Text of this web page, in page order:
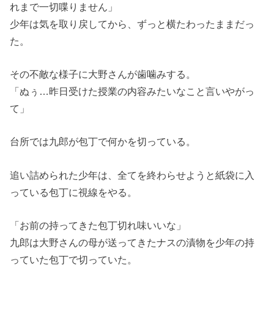
れまで一切喋りません」
少年は気を取り戻してから、ずっと横たわったままだっ
た。
その不敵な様子に大野さんが歯噛みする。
「ぬぅ…昨日受けた授業の内容みたいなこと言いやがっ
て」
台所では九郎が包丁で何かを切っている。
追い詰められた少年は、全てを終わらせようと紙袋に入
っている包丁に視線をやる。
「お前の持ってきた包丁切れ味いいな」
九郎は大野さんの母が送ってきたナスの漬物を少年の持
っていた包丁で切っていた。